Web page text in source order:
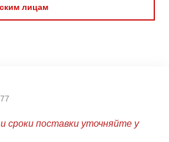
лицам
сроки поставки уточняйте у